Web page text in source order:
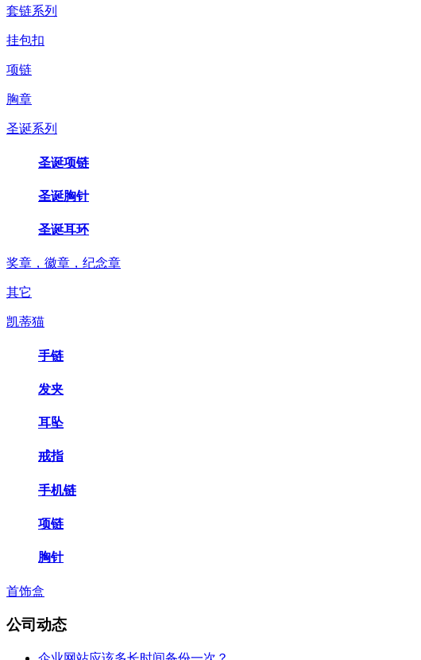
套链系列
挂包扣
项链
胸章
圣诞系列
圣诞项链
圣诞胸针
圣诞耳环
奖章，徽章，纪念章
其它
凯蒂猫
手链
发夹
耳坠
戒指
手机链
项链
胸针
首饰盒
公司动态